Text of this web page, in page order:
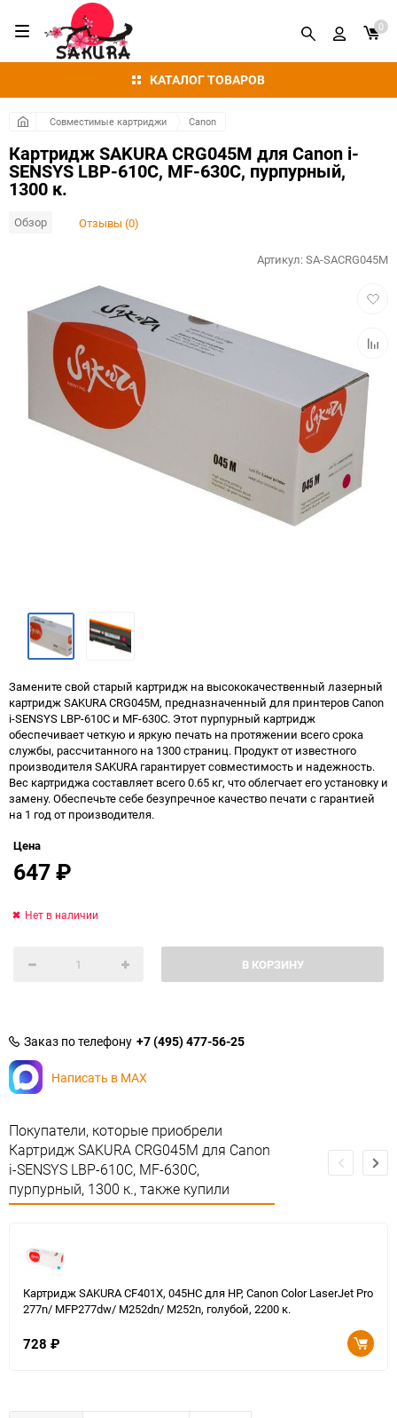
КАТАЛОГ ТОВАРОВ
0
Совместимые картриджи Canon
Картридж SAKURA CRG045M для Canon i-
SENSYS LBP-610C, MF-630C, пурпурный,
1300 к.
Обзор Отзывы (0)
Артикул:SA-SACRG045M
Замените свой старый картридж на высококачественный лазерный
картридж SAKURA CRG045M, предназначенный для принтеров Canon
i-SENSYS LBP-610C и MF-630C. Этот пурпурный картридж
обеспечивает четкую и яркую печать на протяжении всего срока
службы, рассчитанного на 1300 страниц. Продукт от известного
производителя SAKURA гарантирует совместимость и надежность.
Вес картриджа составляет всего 0.65 кг, что облегчает его установку и
замену. Обеспечьте себе безупречное качество печати с гарантией
на 1 год от производителя.
Цена
647₽
В КОРЗИНУ
Нет в наличии
Заказ по телефону +7 (495) 477-56-25
Написать в MAX
Покупатели, которые приобрели
Картридж SAKURA CRG045M для Canon
i-SENSYS LBP-610C, MF-630C,
пурпурный, 1300 к., также купили
Картридж SAKURA CF401X, 045HC для HP, Canon Color LaserJet Pro
277n/ MFP277dw/ M252dn/ M252n, голубой, 2200 к.
728 ₽